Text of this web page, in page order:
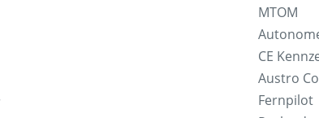
MTOM
CE
Austro
Fernpilot